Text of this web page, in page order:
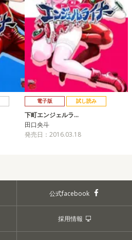
電子版 試し読み
下町エンジェルラ…
田口央斗
発売日：2016.03.18
公式facebook
採用情報